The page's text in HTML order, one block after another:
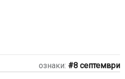
ознаки: 8 септември